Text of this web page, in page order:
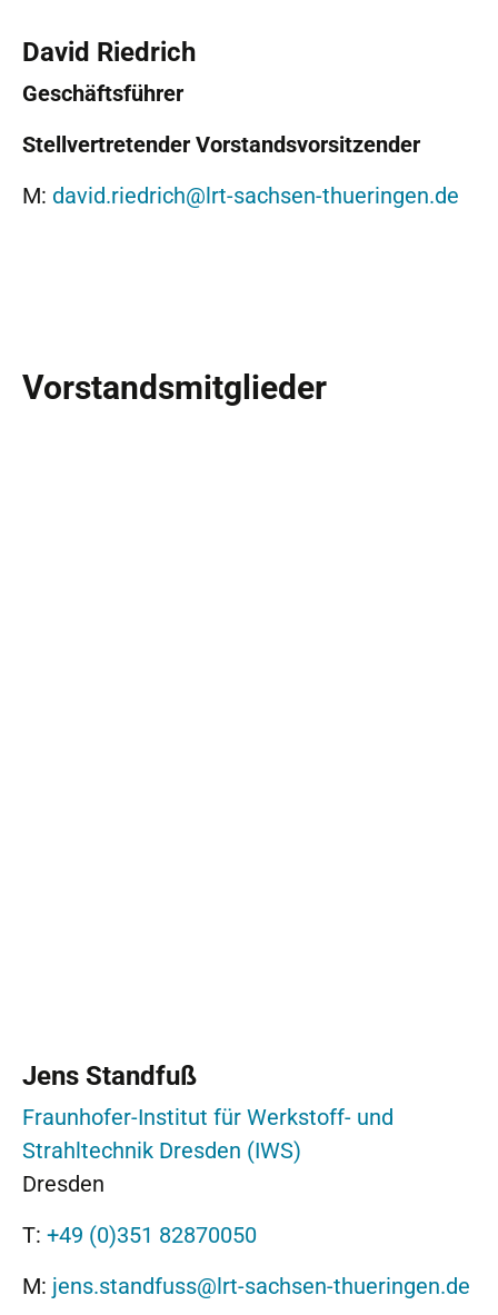
David Riedrich
Geschäftsführer
Stellvertretender Vorstandsvorsitzender
M: david.riedrich@lrt-sachsen-thueringen.de
Vorstandsmitglieder
Jens Standfuß
Fraunhofer-Institut für Werkstoff- und
Strahltechnik Dresden (IWS)
Dresden
T: +49 (0)351 82870050
M: jens.standfuss@lrt-sachsen-thueringen.de